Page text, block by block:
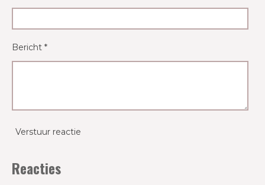
Bericht *
Verstuur reactie
Reacties